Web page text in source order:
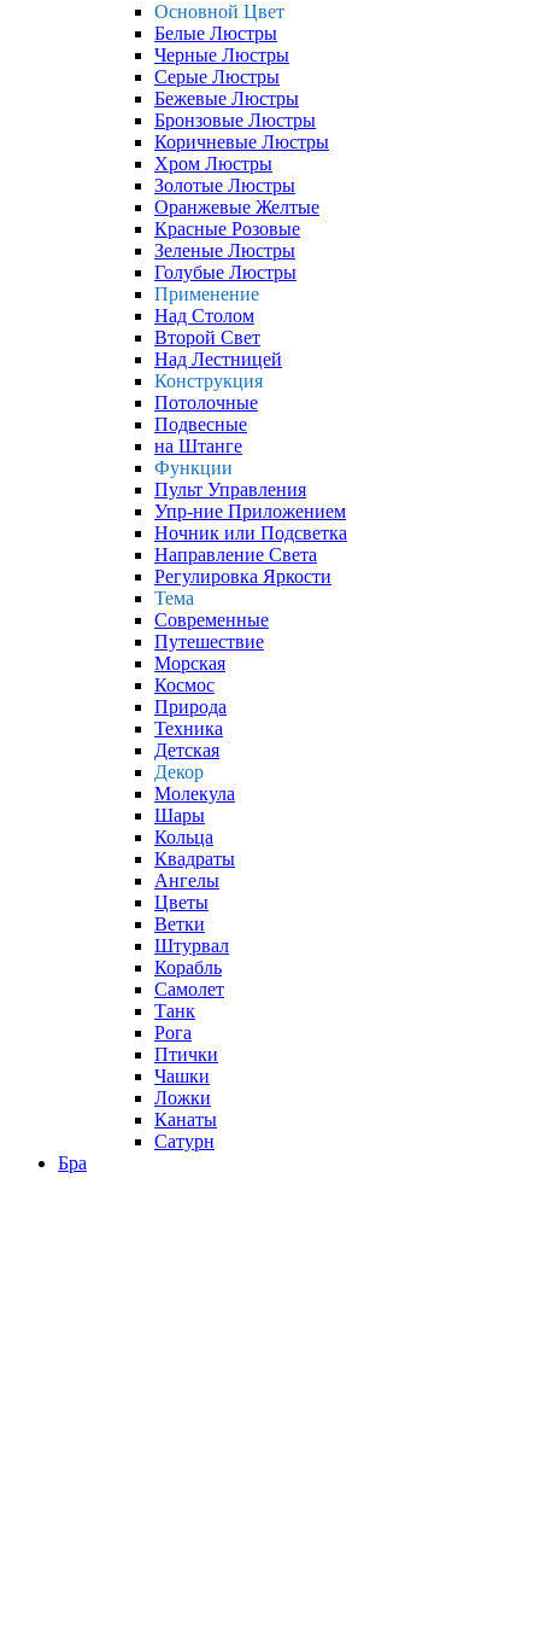
Основной Цвет
Белые Люстры
Черные Люстры
Серые Люстры
Бежевые Люстры
Бронзовые Люстры
Коричневые Люстры
Хром Люстры
Золотые Люстры
Оранжевые Желтые
Красные Розовые
Зеленые Люстры
Голубые Люстры
Применение
Над Столом
Второй Свет
Над Лестницей
Конструкция
Потолочные
Подвесные
на Штанге
Функции
Пульт Управления
Упр-ние Приложением
Ночник или Подсветка
Направление Света
Регулировка Яркости
Тема
Современные
Путешествие
Морская
Космос
Природа
Техника
Детская
Декор
Молекула
Шары
Кольца
Квадраты
Ангелы
Цветы
Ветки
Штурвал
Корабль
Самолет
Танк
Рога
Птички
Чашки
Ложки
Канаты
Сатурн
Бра